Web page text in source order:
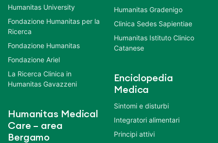
Humanitas University
Fondazione Humanitas per la
Ricerca
Fondazione Humanitas
Fondazione Ariel
La Ricerca Clinica in
Humanitas Gavazzeni
Humanitas Medical
Care – area
Bergamo
Humanitas Gradenigo
Clinica Sedes Sapientiae
Humanitas Istituto Clinico
Catanese
Enciclopedia
Medica
Sintomi e disturbi
Integratori alimentari
Principi attivi